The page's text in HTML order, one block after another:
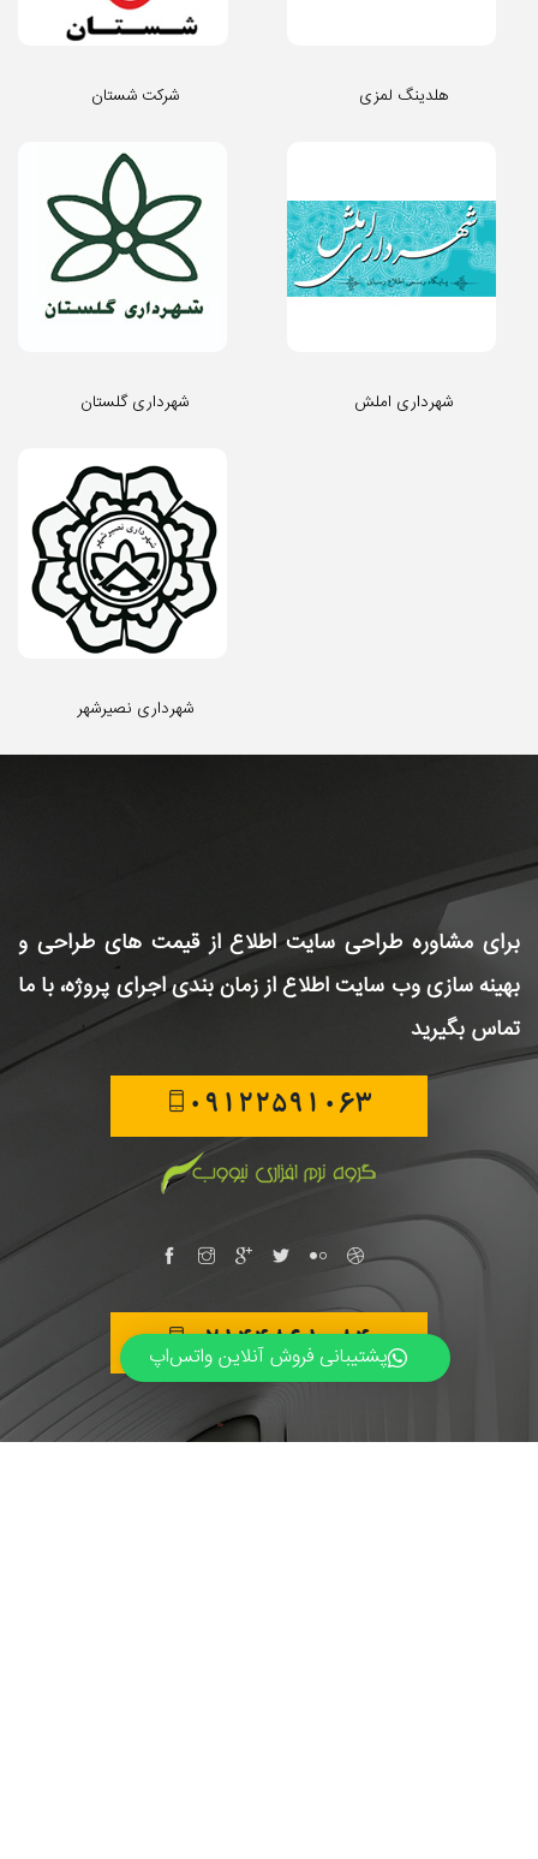
شرکت شستان هلدینگ لمزی
شهرداری گلستان شهرداری املش
شهرداری نصیرشهر
برای مشاوره طراحی سایتاطلاع از قیمت های طراحی و
بهینه سازی وب سایتاطلاع از زمان بندی اجرای پروژه، با ما
تماس بگیرید
09122591063
02144861084
پشتیبانی فروش آنلاین واتس‌اپ